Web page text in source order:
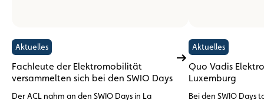
Aktuelles
Fachleute der Elektromobilität
versammelten sich bei den SWIO Days
Der ACL nahm an den SWIO Days in La
Aktuelles
Quo Vadis
Luxemburg
Bei den SWIO Days